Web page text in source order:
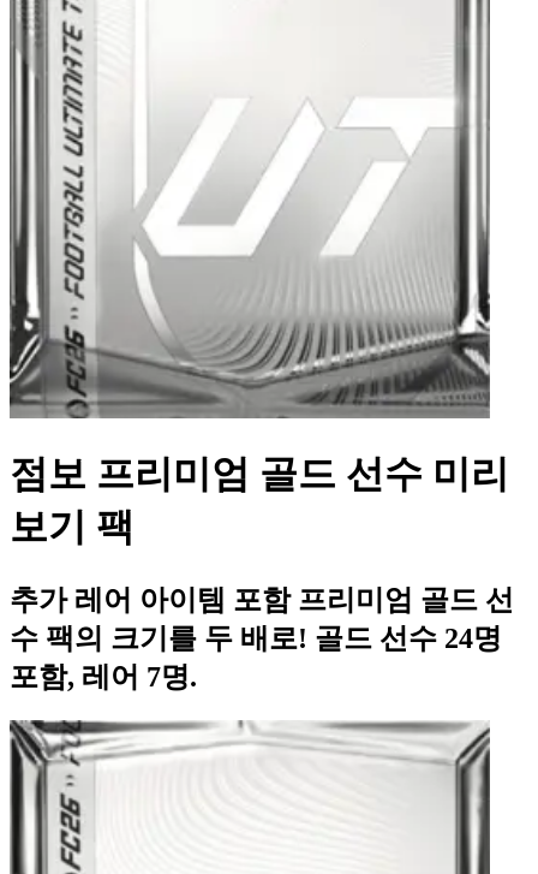
점보 프리미엄 골드 선수 미리
보기 팩
추가 레어 아이템 포함 프리미엄 골드 선
수 팩의 크기를 두 배로! 골드 선수 24명
포함, 레어 7명.